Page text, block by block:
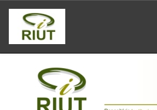
Skip
navigation